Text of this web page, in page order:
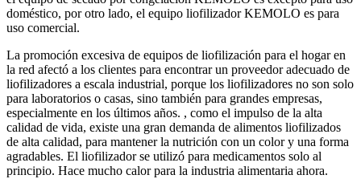
doméstico, por otro lado, el equipo liofilizador KEMOLO es para
uso comercial.
La promoción excesiva de equipos de liofilización para el hogar en
la red afectó a los clientes para encontrar un proveedor adecuado de
liofilizadores a escala industrial, porque los liofilizadores no son solo
para laboratorios o casas, sino también para grandes empresas,
especialmente en los últimos años. , como el impulso de la alta
calidad de vida, existe una gran demanda de alimentos liofilizados
de alta calidad, para mantener la nutrición con un color y una forma
agradables. El liofilizador se utilizó para medicamentos solo al
principio. Hace mucho calor para la industria alimentaria ahora.